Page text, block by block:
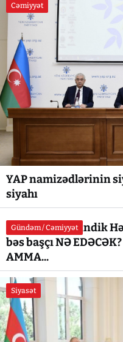
Cəmiyyət
YAP namizədlərinin
siyahı
Gündəm / Cəmiyyət
Hacıqabul Sevindik
bəs başçı NƏ
AMMA...
Siyasət